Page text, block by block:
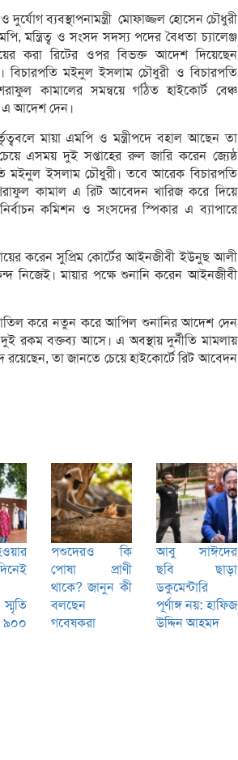
ও দুর্যোগ ব্যবস্থাপনামন্ত্রী মোফাজ্জল হোসেন চৌধুরী
মন্ত্রিত্ব ও সংসদ সদস্য পদের বৈধতা চ্যালেঞ্জ
করা রিটের ওপর বিভক্ত আদেশ দিয়েছেন
বিচারপতি মইনুল ইসলাম চৌধুরী ও বিচারপতি
কামালের সমন্বয়ে গঠিত হাইকোর্ট বেঞ্চ
আদেশ দেন।
মায়া এমপি ও মন্ত্রীপদে বহাল আছেন তা
এসময় দুই সপ্তাহের রুল জারি করেন জ্যেষ্ঠ
মইনুল ইসলাম চৌধুরী। তবে আরেক বিচারপতি
কামাল এ রিট আবেদন খারিজ করে দিয়ে
কমিশন ও সংসদের স্পিকার এ ব্যাপারে
করেন সুপ্রিম কোর্টের আইনজীবী ইউনুছ আলী
মায়ার পক্ষে শুনানি করেন আইনজীবী
বাতিল করে নতুন করে আপিল শুনানির আদেশ দেন
রকম বক্তব্য আসে। এ অবস্থায় দুর্নীতি মামলায়
রয়েছেন, তা জানতে চেয়ে হাইকোর্টে রিট আবেদন
পশুদেরও কি
পোষা প্রাণী
থাকে? জানুন কী
বলছেন
গবেষকরা
আবু সাঈদের
ছবি ছাড়া
ডকুমেন্টারি
পূর্ণাঙ্গ নয়: হাফিজ
উদ্দিন আহমদ